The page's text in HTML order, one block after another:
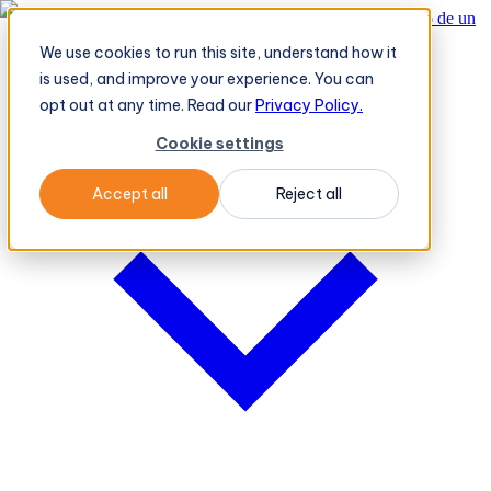
We use cookies to run this site, understand how it
is used, and improve your experience. You can
opt out at any time. Read ourPrivacy Policy.
Cookie settings
Accept all Reject all
El TeleOrder AI Agent de BeatRoute toma un pedido en vivo de un
PlataformaPlataforma